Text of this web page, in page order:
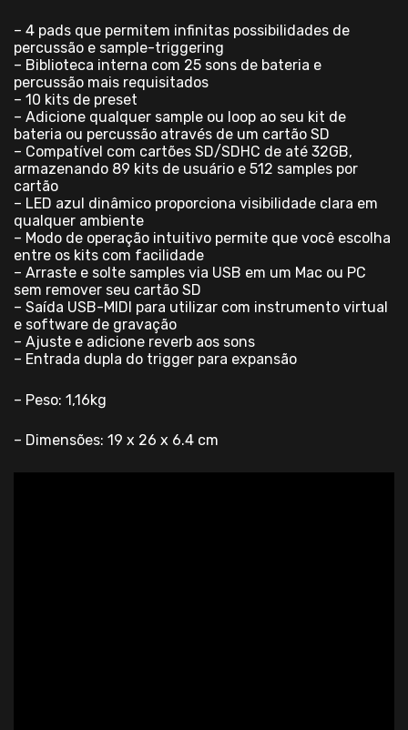
– 4 pads que permitem infinitas possibilidades de
percussão e sample-triggering
– Biblioteca interna com 25 sons de bateria e
percussão mais requisitados
– 10 kits de preset
– Adicione qualquer sample ou loop ao seu kit de
bateria ou percussão através de um cartão SD
– Compatível com cartões SD/SDHC de até 32GB,
armazenando 89 kits de usuário e 512 samples por
cartão
– LED azul dinâmico proporciona visibilidade clara em
qualquer ambiente
– Modo de operação intuitivo permite que você escolha
entre os kits com facilidade
– Arraste e solte samples via USB em um Mac ou PC
sem remover seu cartão SD
– Saída USB-MIDI para utilizar com instrumento virtual
e software de gravação
– Ajuste e adicione reverb aos sons
– Entrada dupla do trigger para expansão
– Peso: 1,16kg
– Dimensões: 19 x 26 x 6.4 cm